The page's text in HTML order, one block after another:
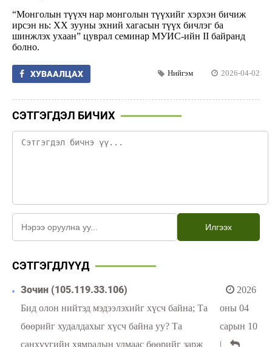
“Монголын түүхч нар монголын түүхийг хэрхэн бичиж
ирсэн нь: XX зууны эхний хагасын түүх бичлэг ба
шинжлэх ухаан” цуврал семинар МУИС-ийн II байранд
болно.
ХУВААЛЦАХ Нийгэм 2026-04-02
СЭТГЭГДЭЛ БИЧИХ
Илгээх
СЭТГЭГДЛҮҮД
Зочин (105.119.33.106)
Бид олон нийтэд мэдээлэхийг хүсч байна; Та
бөөрийг худалдахыг хүсч байна уу? Та
санхүүгийн хямралын улмаас бөөрийг зарж
2026
оны 04
сарын 10
|